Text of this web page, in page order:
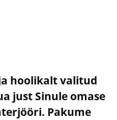
hoolikalt valitud
just Sinule omase
Pakume